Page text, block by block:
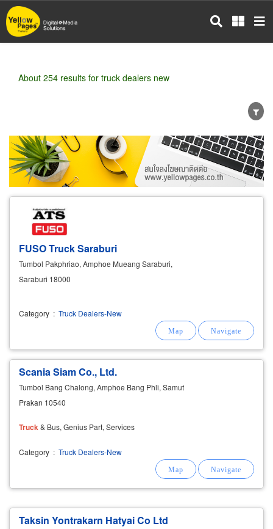
Skip
to
main
About 254 results for truck dealers new
Wholesale Retail Manufacturer
Dealer
Exporter/Importer
Service Business
FUSO Truck Saraburi
Tumbol Pakphriao, Amphoe Mueang Saraburi,
Saraburi 18000
Category : Truck Dealers-New
Scania Siam Co., Ltd.
Tumbol Bang Chalong, Amphoe Bang Phli, Samut
Prakan 10540
Truck & Bus, Genius Part, Services
Category : Truck Dealers-New
Taksin Yontrakarn Hatyai Co Ltd